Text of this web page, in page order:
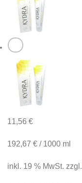
11,56 €
192,67 € / 1000 ml
inkl. 19 % MwSt. zzgl.